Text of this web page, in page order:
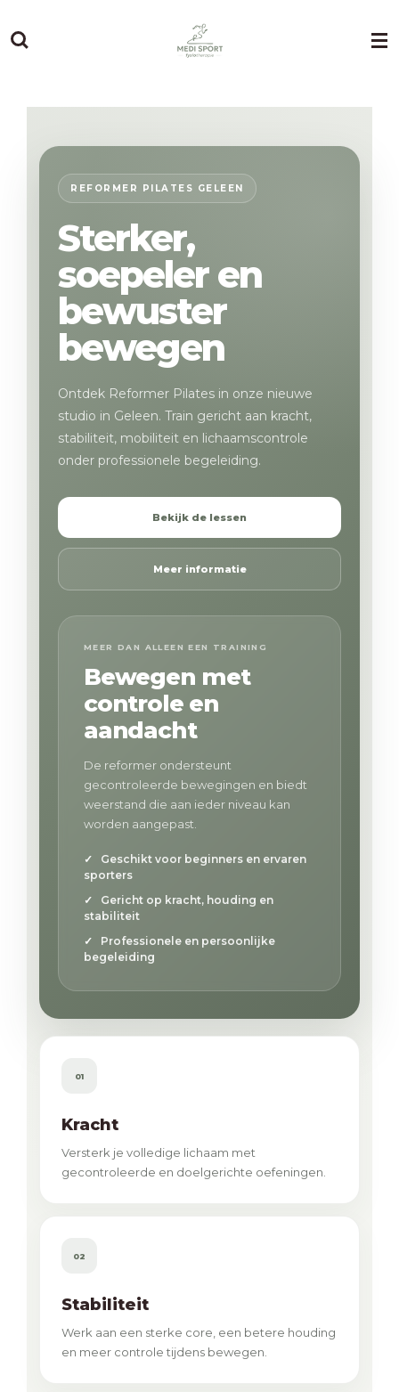
direct
REFORMER PILATES GELEEN
Sterker,
soepeler en
bewuster
bewegen
Ontdek Reformer Pilates in onze nieuwe
studio in Geleen. Train gericht aan kracht,
stabiliteit, mobiliteit en lichaamscontrole
onder professionele begeleiding.
Bekijk de lessen
Meer informatie
MEER DAN ALLEEN EEN TRAINING
Bewegen met
controle en
aandacht
De reformer ondersteunt
gecontroleerde bewegingen en biedt
weerstand die aan ieder niveau kan
worden aangepast.
Geschikt voor beginners en ervaren
sporters
Gericht op kracht, houding en
stabiliteit
Professionele en persoonlijke
begeleiding
01
Kracht
Versterk je volledige lichaam met
gecontroleerde en doelgerichte oefeningen.
02
Stabiliteit
Werk aan een sterke core, een betere houding
en meer controle tijdens bewegen.